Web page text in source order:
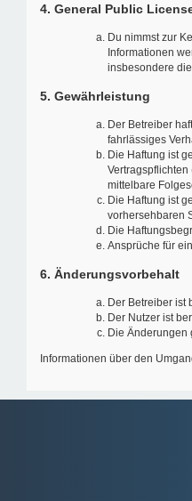
4. General Public
Du nimmst zur
Informationen
insbesondere
5. Gewährleistung
Der Betreiber
fahrlässiges
Die Haftung ist
mittelbare
Die Haftung ist
vorhersehbaren
Die
Ansprüche für
6. Änderungsvorbehalt
Der Betreiber ist
Der Nutzer ist
Die Änderungen
Informationen über den